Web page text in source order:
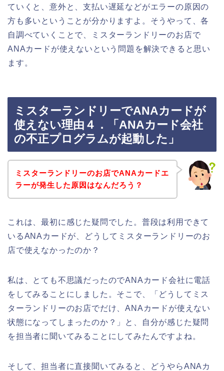
ていくと、意外と、支払い遅延などがエラーの原因の
方も多いということが分かりますよ。そうやって、各
自調べていくことで、ミスターランドリーのお店で
ANAカードが使えないという問題を解決できると思い
ます。
ミスターランドリーでANAカードが
使えない理由４．「ANAカード会社
の不正プログラムが起動した」
ミスターランドリーのお店でANAカードエ
ラーが発生した原因はなんだろう？
これは、最初に感じた疑問でした。普段は利用できて
いるANAカードが、どうしてミスターランドリーのお
店で使えなかったのか？
私は、とても不思議だったのでANAカード会社に電話
をしてみることにしました。そこで、「どうしてミス
ターランドリーのお店でだけ、ANAカードが使えない
状態になってしまったのか？」と、自分が感じた疑問
を担当者に聞いてみることにしてみたんですよね。
そして、担当者に直接聞いてみると、どうやらANAカ